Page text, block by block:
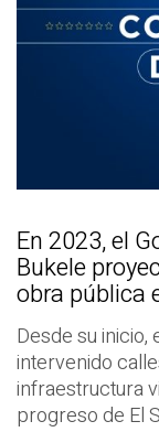
En 2023, el
Bukele
obra pública
Desde su
intervenido
infraestructura
progreso de El